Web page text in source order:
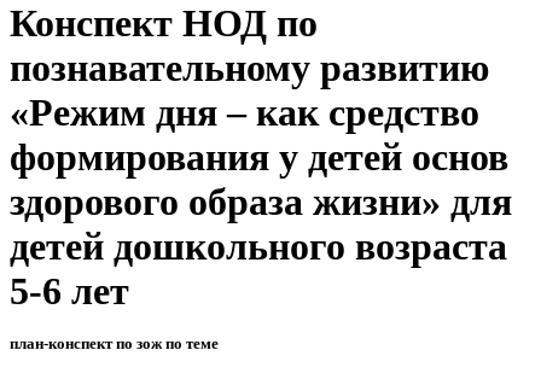
Конспект НОД по
познавательному развитию
«Режим дня – как средство
формирования у детей основ
здорового образа жизни» для
детей дошкольного возраста
5-6 лет
план-конспект по зож по теме